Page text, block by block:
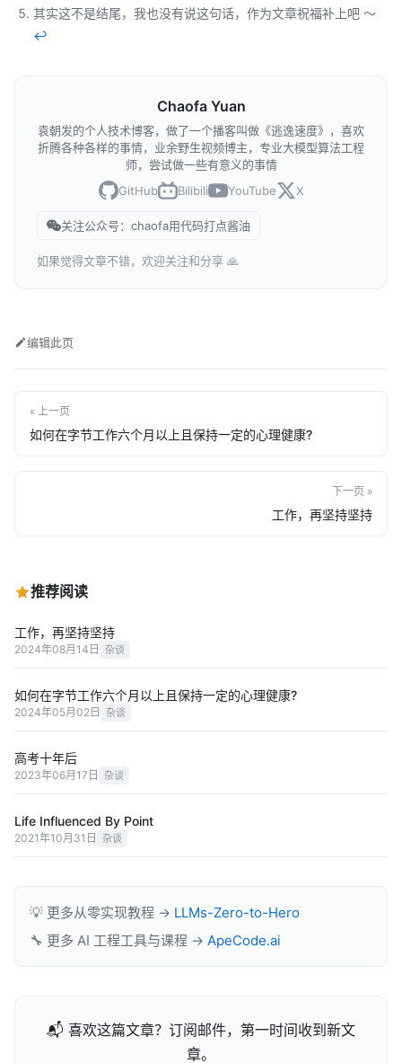
其实这不是结尾，我也没有说这句话，作为文章祝福补上吧 ～
↩︎
Chaofa Yuan
袁朝发的个人技术博客，做了一个播客叫做《逃逸速度》，喜欢
折腾各种各样的事情，业余野生视频博主，专业大模型算法工程
师，尝试做一些有意义的事情
GitHub
Bilibili YouTube X
关注公众号：chaofa用代码打点酱油
如果觉得文章不错，欢迎关注和分享 🙏
编辑此页
« 上一页
如何在字节工作六个月以上且保持一定的心理健康?
下一页 »
工作，再坚持坚持
推荐阅读
工作，再坚持坚持
2024年08月14日 杂谈
如何在字节工作六个月以上且保持一定的心理健康?
2024年05月02日 杂谈
高考十年后
2023年06月17日 杂谈
Life Influenced By Point
2021年10月31日 杂谈
💡 更多从零实现教程 → LLMs-Zero-to-Hero
🔧 更多 AI 工程工具与课程 → ApeCode.ai
📬 喜欢这篇文章？订阅邮件，第一时间收到新文
章。